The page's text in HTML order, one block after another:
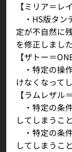
【ミリア＝レ
・HS版タン
定が不自然に
を修正しました
【ザトー＝
・特定の操
けなくなって
【ラムレザル
・特定の条
してしまうこ
・特定の条
してしまうこ